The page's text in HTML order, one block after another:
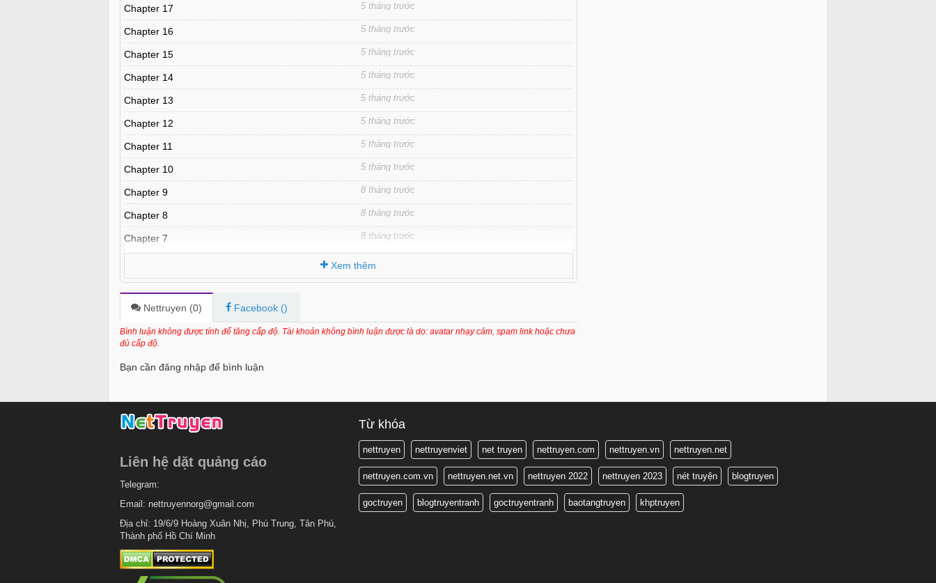
Chapter 17 5 tháng trước
Chapter 16 5 tháng trước
Chapter 15 5 tháng trước
Chapter 14 5 tháng trước
Chapter 13 5 tháng trước
Chapter 12 5 tháng trước
Chapter 11 5 tháng trước
Chapter 10 5 tháng trước
Chapter 9 8 tháng trước
Chapter 8 8 tháng trước
Chapter 7 8 tháng trước
Chapter 5 8 tháng trước
Chapter 4
Chapter 3 8 tháng trước
Xem thêm
Nettruyen (0) Facebook ()
Bình luận không được tính để tăng cấp độ. Tài khoản không bình luận được là do: avatar nhạy cảm, spam link hoặc chưa
đủ cấp độ.
Bạn cần đăng nhập để bình luận
Liên hệ dặt quảng cáo
Telegram:
Email: nettruyennorg@gmail.com
Địa chỉ: 19/6/9 Hoàng Xuân Nhị, Phú Trung, Tân Phú,
Thành phố Hồ Chí Minh
Từ khóa
nettruyen nettruyenviet net truyen nettruyen.com nettruyen.vn nettruyen.net
nettruyen.com.vn nettruyen.net.vn nettruyen 2022 nettruyen 2023 nét truyện blogtruyen
goctruyen blogtruyentranh goctruyentranh baotangtruyen khptruyen